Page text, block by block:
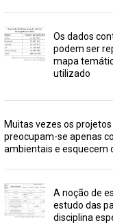
Os dados
podem ser
mapa
utilizado
Muitas vezes os
preocupam-se apenas
ambientais e esquecem
A noção de
estudo das
disciplina